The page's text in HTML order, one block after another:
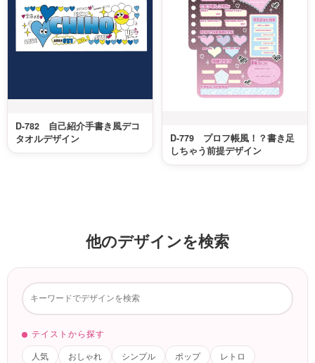
D-782 自己紹介手書き風デコ
タオルデザイン
D-779 プロフ帳風！？書き足
しちゃう前提デザイン
他のデザインを検索
テイストから探す
人気
おしゃれ シンプル ポップ
レトロ